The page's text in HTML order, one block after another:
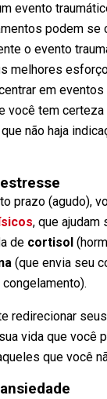
evento
podem se
o evento
melhores
em eventos
você tem certeza
não haja
prazo (agudo),
, que ajudam
de cortisol
(que envia seu
redirecionar
vida que você
que você